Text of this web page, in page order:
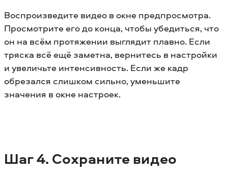
Воспроизведите видео в окне предпросмотра.
Просмотрите его до конца, чтобы убедиться, что
он на всём протяжении выглядит плавно. Если
тряска всё ещё заметна, вернитесь в настройки
и увеличьте интенсивность. Если же кадр
обрезался слишком сильно, уменьшите
значения в окне настроек.
Шаг 4. Сохраните видео